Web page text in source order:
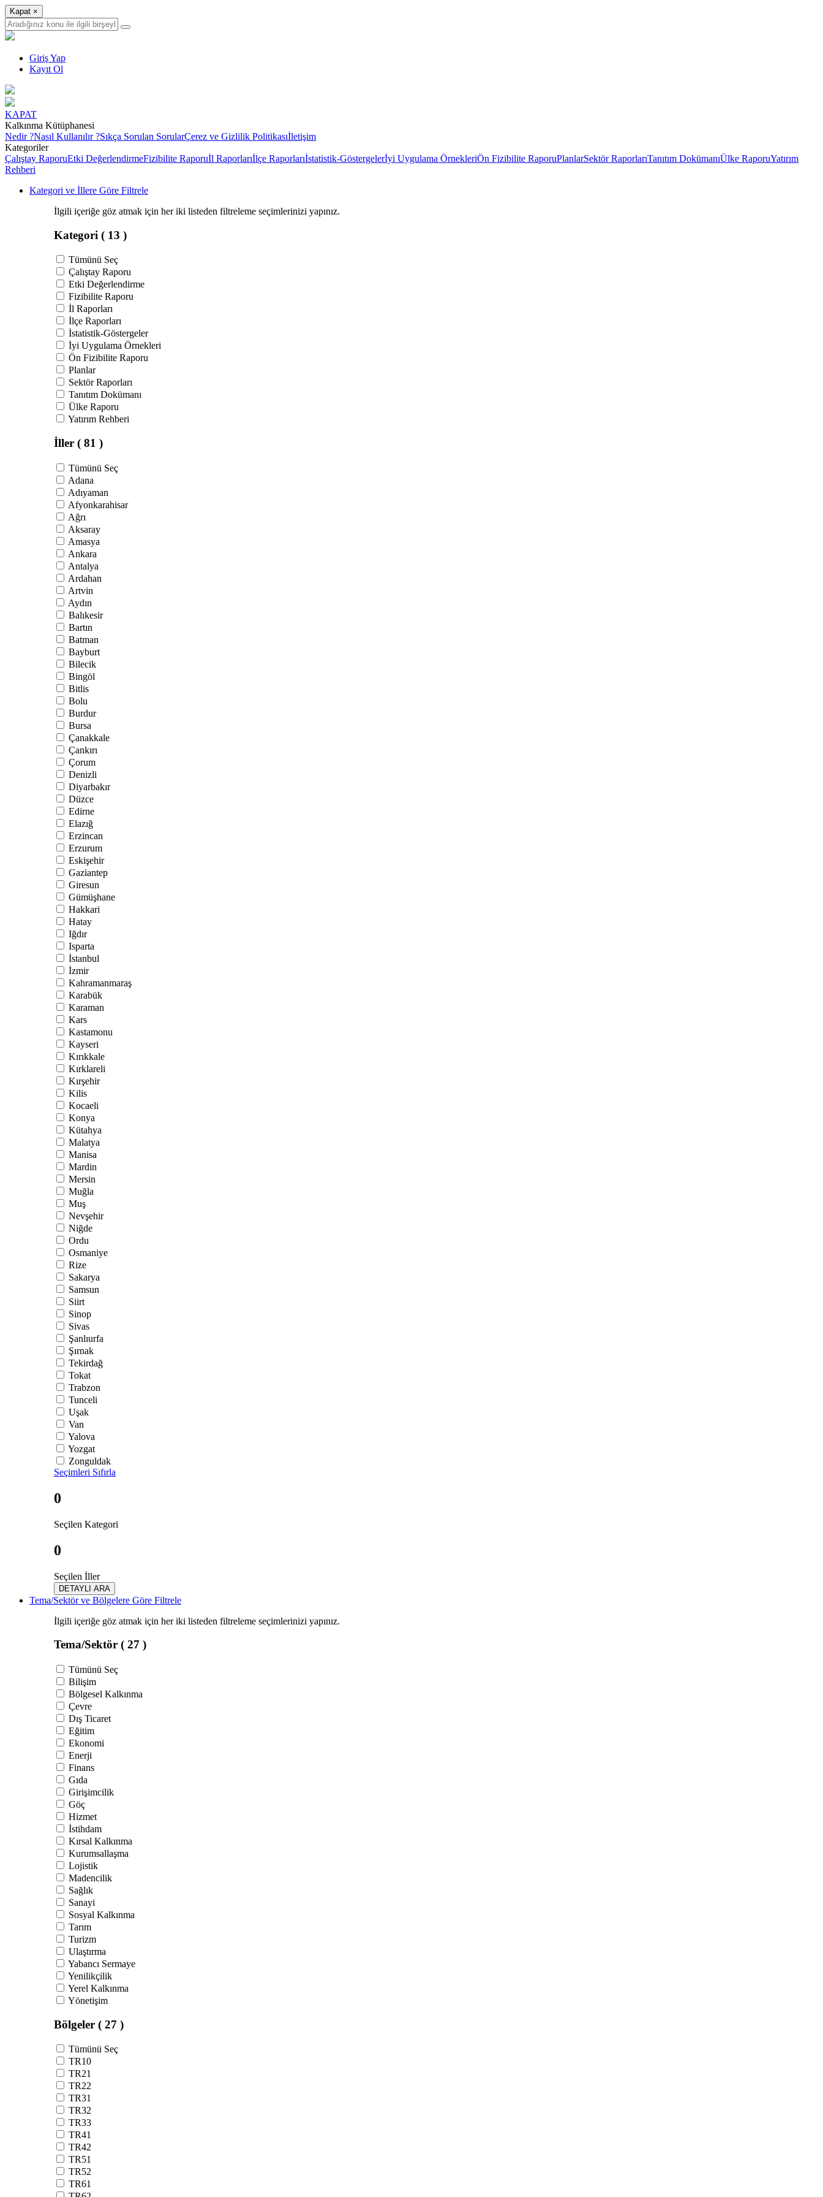
Kapat ×
Giriş Yap
Kayıt Ol
KAPAT
Kalkınma Kütüphanesi
Nedir ?Nasıl Kullanılır ?Sıkça Sorulan SorularÇerez ve Gizlilik Politikasıİletişim
Kategoriler
Çalıştay RaporuEtki DeğerlendirmeFizibilite Raporuİl Raporlarıİlçe Raporlarıİstatistik-Göstergelerİyi Uygulama ÖrnekleriÖn Fizibilite RaporuPlanlarSektör RaporlarıTanıtım DokümanıÜlke RaporuYatırım
Rehberi
Kategori ve İllere Göre Filtrele
İlgili içeriğe göz atmak için her iki listeden filtreleme seçimlerinizi yapınız.
Kategori ( 13 )
Tümünü Seç
Çalıştay Raporu
Etki Değerlendirme
Fizibilite Raporu
İl Raporları
İlçe Raporları
İstatistik-Göstergeler
İyi Uygulama Örnekleri
Ön Fizibilite Raporu
Planlar
Sektör Raporları
Tanıtım Dokümanı
Ülke Raporu
Yatırım Rehberi
İller ( 81 )
Tümünü Seç
Adana
Adıyaman
Afyonkarahisar
Ağrı
Aksaray
Amasya
Ankara
Antalya
Ardahan
Artvin
Aydın
Balıkesir
Bartın
Batman
Bayburt
Bilecik
Bingöl
Bitlis
Bolu
Burdur
Bursa
Çanakkale
Çankırı
Çorum
Denizli
Diyarbakır
Düzce
Edirne
Elazığ
Erzincan
Erzurum
Eskişehir
Gaziantep
Giresun
Gümüşhane
Hakkari
Hatay
Iğdır
Isparta
İstanbul
İzmir
Kahramanmaraş
Karabük
Karaman
Kars
Kastamonu
Kayseri
Kırıkkale
Kırklareli
Kırşehir
Kilis
Kocaeli
Konya
Kütahya
Malatya
Manisa
Mardin
Mersin
Muğla
Muş
Nevşehir
Niğde
Ordu
Osmaniye
Rize
Sakarya
Samsun
Siirt
Sinop
Sivas
Şanlıurfa
Şırnak
Tekirdağ
Tokat
Trabzon
Tunceli
Uşak
Van
Yalova
Yozgat
Zonguldak
Seçimleri Sıfırla
0
Seçilen Kategori
0
Seçilen İller
DETAYLI ARA
Tema/Sektör ve Bölgelere Göre Filtrele
İlgili içeriğe göz atmak için her iki listeden filtreleme seçimlerinizi yapınız.
Tema/Sektör ( 27 )
Tümünü Seç
Bilişim
Bölgesel Kalkınma
Çevre
Dış Ticaret
Eğitim
Ekonomi
Enerji
Finans
Gıda
Girişimcilik
Göç
Hizmet
İstihdam
Kırsal Kalkınma
Kurumsallaşma
Lojistik
Madencilik
Sağlık
Sanayi
Sosyal Kalkınma
Tarım
Turizm
Ulaştırma
Yabancı Sermaye
Yenilikçilik
Yerel Kalkınma
Yönetişim
Bölgeler ( 27 )
Tümünü Seç
TR10
TR21
TR22
TR31
TR32
TR33
TR41
TR42
TR51
TR52
TR61